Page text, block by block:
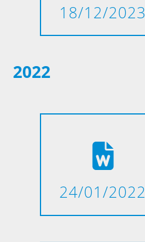
18/12/2023
2022
24/01/2022